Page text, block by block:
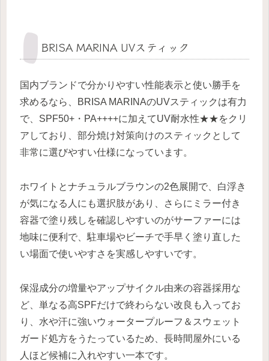
BRISA MARINA UVスティック
国内ブランドで分かりやすい性能表示と使い勝手を
求めるなら、BRISA MARINAのUVスティックは有力
で、SPF50+・PA++++に加えてUV耐水性★★をクリ
アしており、部分焼け対策向けのスティックとして
非常に選びやすい仕様になっています。
ホワイトとナチュラルブラウンの2色展開で、白浮き
が気になる人にも選択肢があり、さらにミラー付き
容器で塗り残しを確認しやすいのがサーファーには
地味に便利で、駐車場やビーチで手早く塗り直した
い場面で使いやすさを実感しやすいです。
保湿成分の増量やアップサイクル由来の容器採用な
ど、単なる高SPFだけで終わらない改良も入ってお
り、水や汗に強いウォータープルーフ＆スウェット
ガード処方をうたっているため、長時間屋外にいる
人ほど候補に入れやすい一本です。